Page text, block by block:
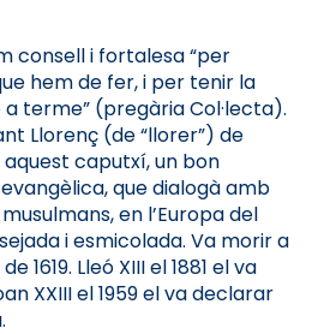
consell i fortalesa “per
hem de fer, i per tenir la
terme” (pregària Col·lecta).
Llorenç (de “llorer”) de
aquest caputxí, un bon
que dialogà amb
en l’Europa del
i esmicolada. Va morir a
1619. Lleó XIII el 1881 el va
XXIII el 1959 el va declarar